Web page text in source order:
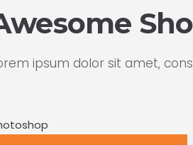
ipsum dolor sit amet,